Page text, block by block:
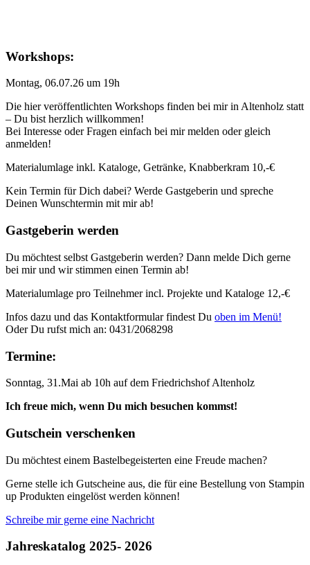
Workshops:
Montag, 06.07.26 um 19h
Die hier veröffentlichten Workshops finden bei mir in Altenholz statt
– Du bist herzlich willkommen!
Bei Interesse oder Fragen einfach bei mir melden oder gleich
anmelden!
Materialumlage inkl. Kataloge, Getränke, Knabberkram 10,-€
Kein Termin für Dich dabei? Werde Gastgeberin und spreche
Deinen Wunschtermin mit mir ab!
Gastgeberin werden
Du möchtest selbst Gastgeberin werden? Dann melde Dich gerne
bei mir und wir stimmen einen Termin ab!
Materialumlage pro Teilnehmer incl. Projekte und Kataloge 12,-€
Infos dazu und das Kontaktformular findest Du oben im Menü!
Oder Du rufst mich an: 0431/2068298
Termine:
Sonntag, 31.Mai ab 10h auf dem Friedrichshof Altenholz
Ich freue mich, wenn Du mich besuchen kommst!
Gutschein verschenken
Du möchtest einem Bastelbegeisterten eine Freude machen?
Gerne stelle ich Gutscheine aus, die für eine Bestellung von Stampin
up Produkten eingelöst werden können!
Schreibe mir gerne eine Nachricht
Jahreskatalog 2025- 2026